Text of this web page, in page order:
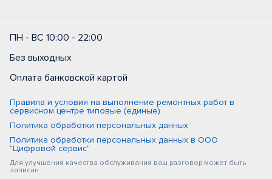
ПН - ВС 10:00 - 22:00
Без выходных
Оплата банковской картой
Правила и условия на выполнение ремонтных работ в
сервисном центре типовые (единые)
Политика обработки персональных данных
Политика обработки персональных данных в ООО
"Цифровой сервис"
Для улучшения качества обслуживания ваш разговор может быть
записан